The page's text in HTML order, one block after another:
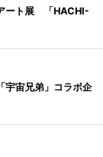
ート展 「HACHI-
宇宙兄弟」コラボ企